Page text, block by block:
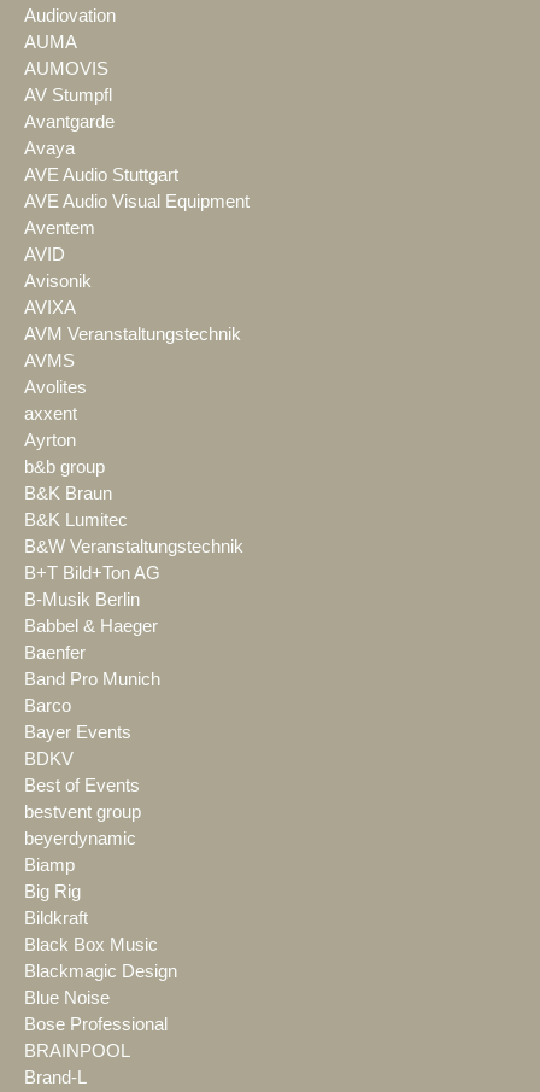
Audiovation
AUMA
AUMOVIS
AV Stumpfl
Avantgarde
Avaya
AVE Audio Stuttgart
AVE Audio Visual Equipment
Aventem
AVID
Avisonik
AVIXA
AVM Veranstaltungstechnik
AVMS
Avolites
axxent
Ayrton
b&b group
B&K Braun
B&K Lumitec
B&W Veranstaltungstechnik
B+T Bild+Ton AG
B-Musik Berlin
Babbel & Haeger
Baenfer
Band Pro Munich
Barco
Bayer Events
BDKV
Best of Events
bestvent group
beyerdynamic
Biamp
Big Rig
Bildkraft
Black Box Music
Blackmagic Design
Blue Noise
Bose Professional
BRAINPOOL
Brand-L